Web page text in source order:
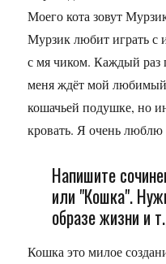
Моего кота зовут
Мурзик любит играть
с мя чиком. Каждый раз
меня ждёт мой
кошачьей подушке, но
кровать. Я очень люблю
Напишите
или "Кошка".
образе жизни и
Кошка это милое